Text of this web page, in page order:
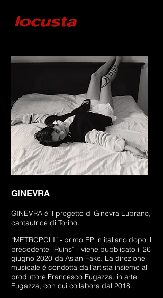
GINEVRA
GINEVRA è il progetto di Ginevra Lubrano,
cantautrice di Torino.
“METROPOLI” - primo EP in italiano dopo il
precedente “Ruins” - viene pubblicato il 26
giugno 2020 da Asian Fake. La direzione
musicale è condotta dall’artista insieme al
produttore Francesco Fugazza, in arte
Fugazza, con cui collabora dal 2018.